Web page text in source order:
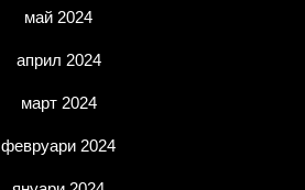
май 2024
април 2024
март 2024
февруари 2024